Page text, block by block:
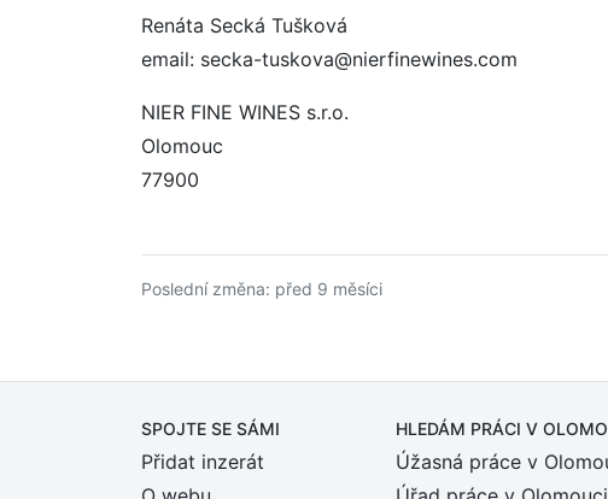
Renáta Secká Tušková
email: secka-tuskova@nierfinewines.com
NIER FINE WINES s.r.o.
Olomouc
77900
Poslední změna: před 9 měsíci
SPOJTE SE SÁMI
Přidat inzerát
HLEDÁM PRÁCI V
Úžasná práce v